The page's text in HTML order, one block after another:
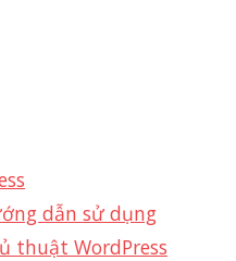
dẫn sử dụng
thuật WordPress